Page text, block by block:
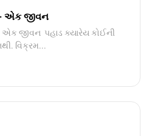
એક જીવન
જીવન પહાડ ક્યારેય કોઈની
વિક્રમ...